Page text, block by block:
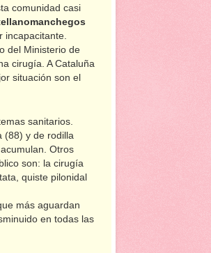
comunidad casi
incapacitante.
del Ministerio de
cirugía. A Cataluña
situación son el
sanitarios.
(88) y de rodilla
Otros
son: la cirugía
quiste pilonidal
más aguardan
en todas las